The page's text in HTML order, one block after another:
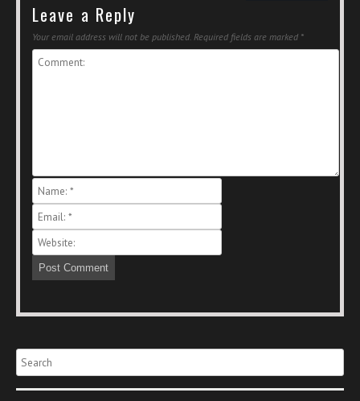
Leave a Reply
Your email address will not be published. Required fields are marked *
Search